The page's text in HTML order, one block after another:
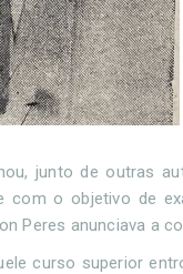
junto de outras
com o objetivo de
Peres anunciava a
curso superior